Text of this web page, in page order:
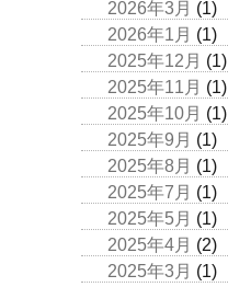
2026年3月 (1)
2026年1月 (1)
2025年12月 (1)
2025年11月 (1)
2025年10月 (1)
2025年9月 (1)
2025年8月 (1)
2025年7月 (1)
2025年5月 (1)
2025年4月 (2)
2025年3月 (1)